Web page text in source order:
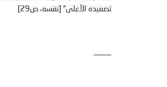
تصعيده الأعلى” [نفسه، ص29]
———–